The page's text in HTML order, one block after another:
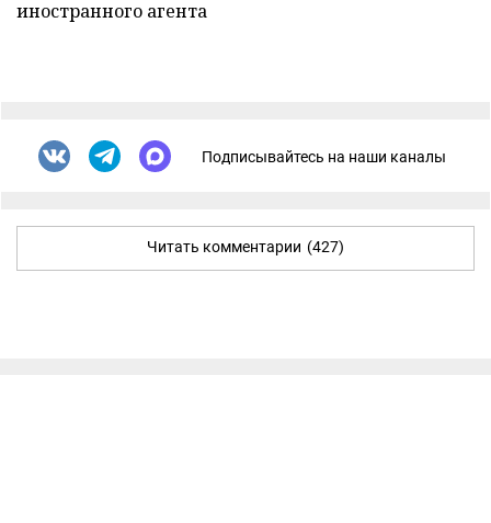
иностранного агента
Подписывайтесь на наши каналы
Читать комментарии (427)